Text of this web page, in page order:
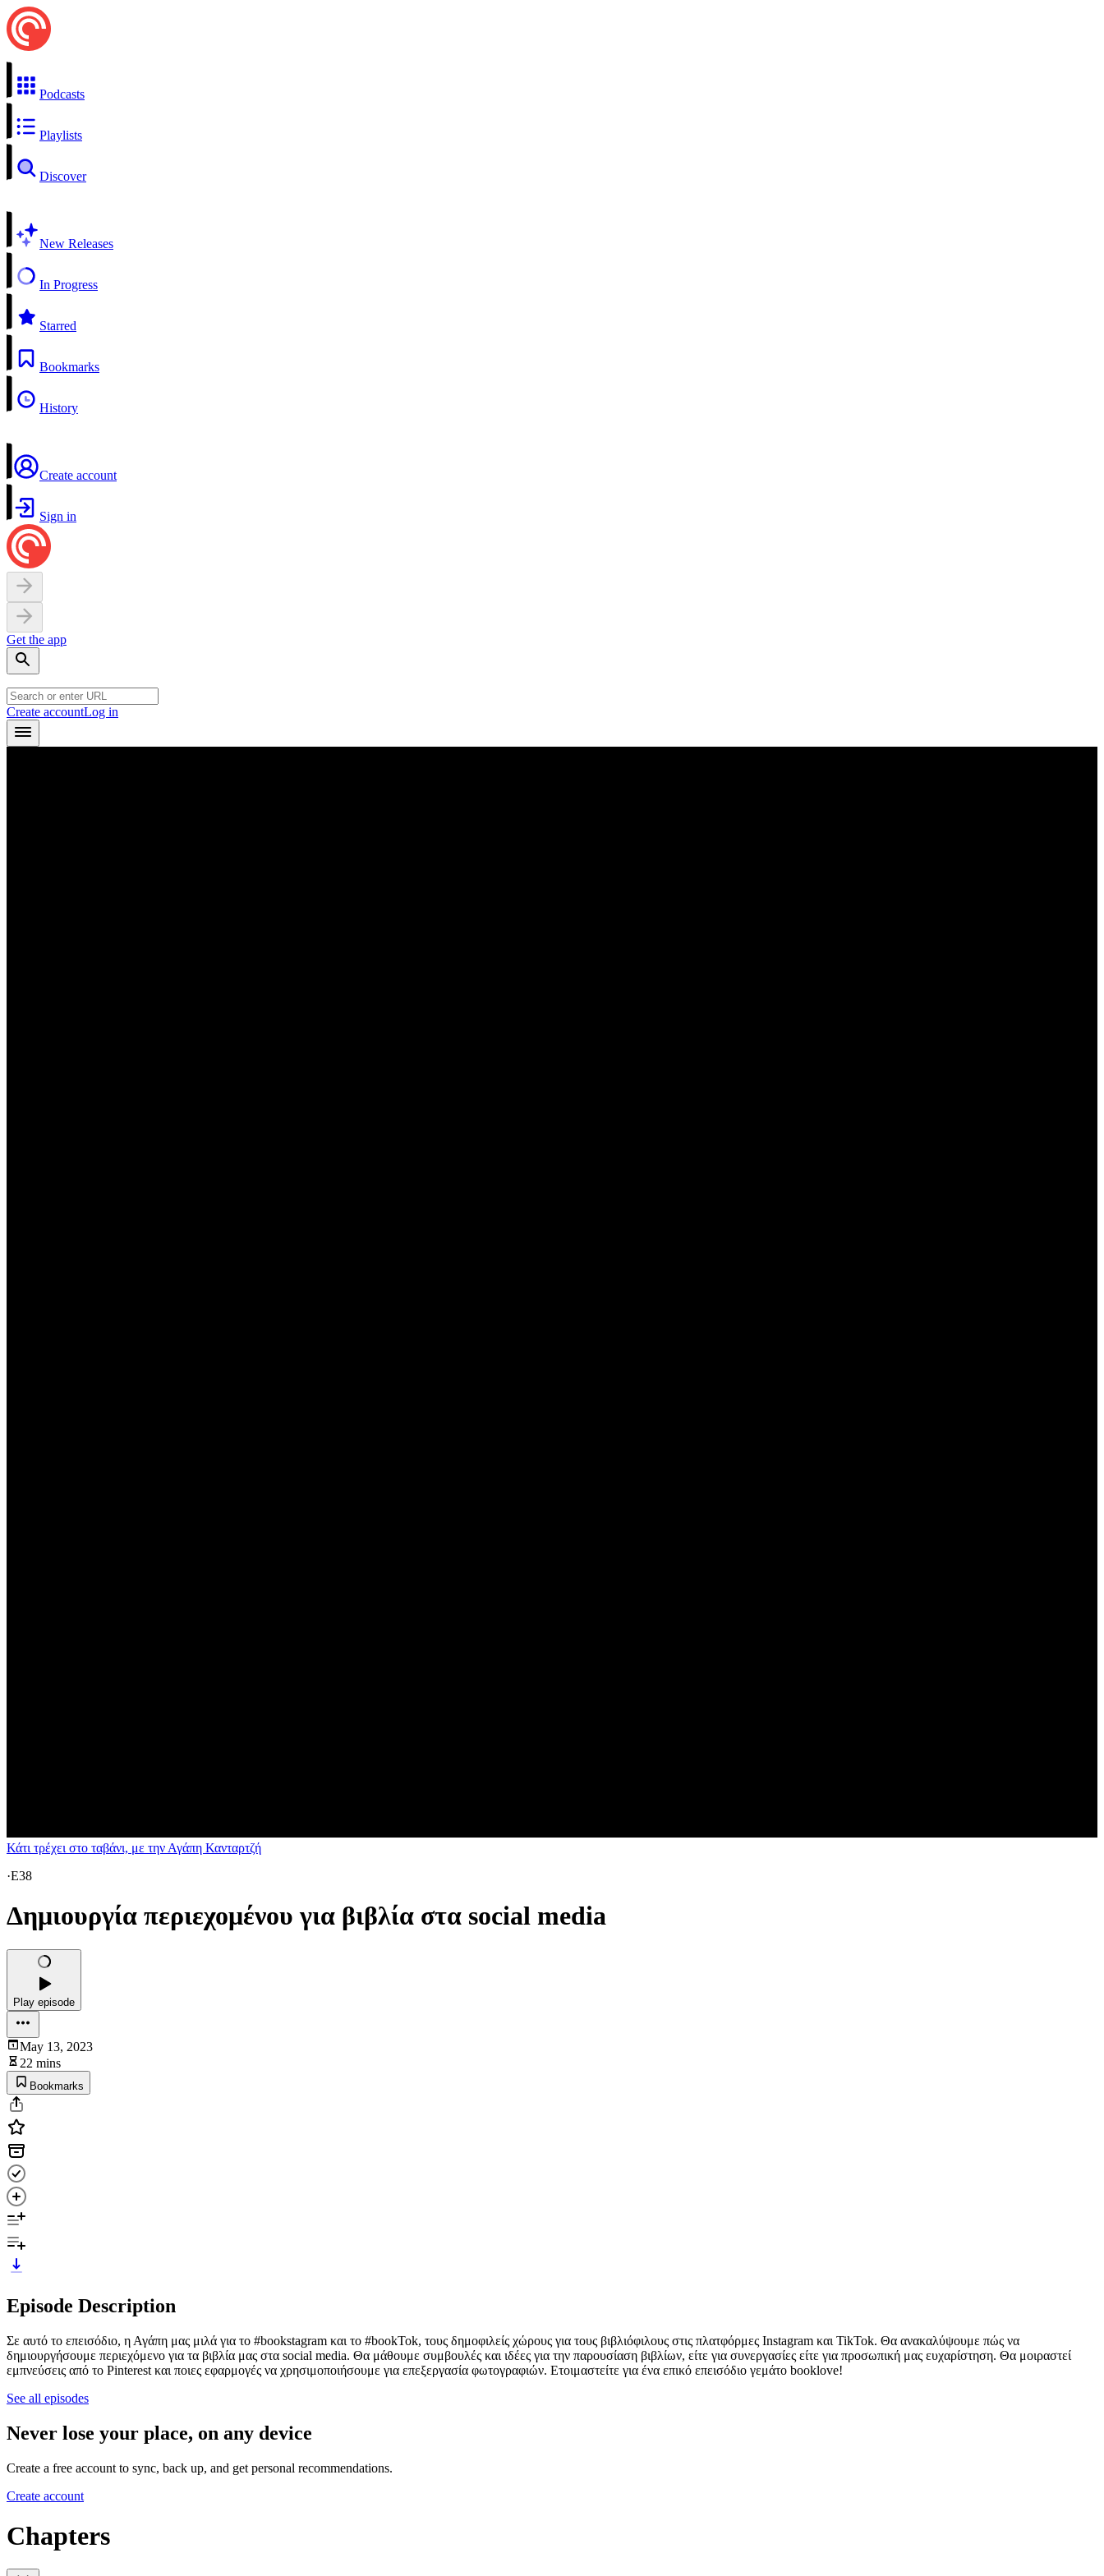
Podcasts
Playlists
Discover
New Releases
In Progress
Starred
Bookmarks
History
Create account
Sign in
Get the app
Create accountLog in
Κάτι τρέχει στο ταβάνι, με την Αγάπη Κανταρτζή
·E38
Δημιουργία περιεχομένου για βιβλία στα social media
Play episode
May 13, 2023
22 mins
Bookmarks
Episode Description
Σε αυτό το επεισόδιο, η Αγάπη μας μιλά για το #bookstagram και το #bookTok, τους δημοφιλείς χώρους για τους βιβλιόφιλους στις πλατφόρμες Instagram και TikTok. Θα ανακαλύψουμε πώς να
δημιουργήσουμε περιεχόμενο για τα βιβλία μας στα social media. Θα μάθουμε συμβουλές και ιδέες για την παρουσίαση βιβλίων, είτε για συνεργασίες είτε για προσωπική μας ευχαρίστηση. Θα μοιραστεί
εμπνεύσεις από το Pinterest και ποιες εφαρμογές να χρησιμοποιήσουμε για επεξεργασία φωτογραφιών. Ετοιμαστείτε για ένα επικό επεισόδιο γεμάτο booklove!
See all episodes
Never lose your place, on any device
Create a free account to sync, back up, and get personal recommendations.
Create account
Chapters